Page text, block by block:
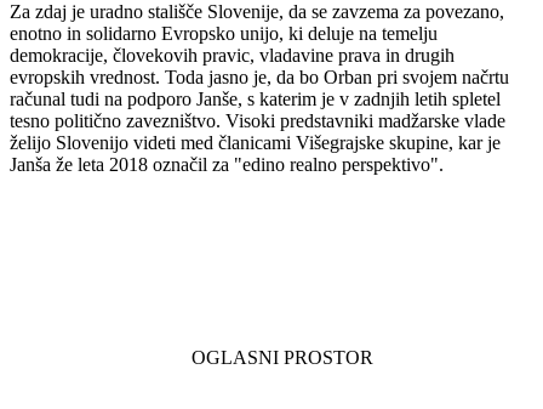
Za zdaj je uradno stališče Slovenije, da se zavzema za povezano,
enotno in solidarno Evropsko unijo, ki deluje na temelju
demokracije, človekovih pravic, vladavine prava in drugih
evropskih vrednost. Toda jasno je, da bo Orban pri svojem načrtu
računal tudi na podporo Janše, s katerim je v zadnjih letih spletel
tesno politično zavezništvo. Visoki predstavniki madžarske vlade
želijo Slovenijo videti med članicami Višegrajske skupine, kar je
Janša že leta 2018 označil za "edino realno perspektivo".